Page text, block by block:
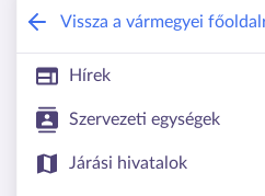
Békés Vármegyei
Vissza a vármegyei
Hírek
Szervezeti egységek
Járási hivatalok